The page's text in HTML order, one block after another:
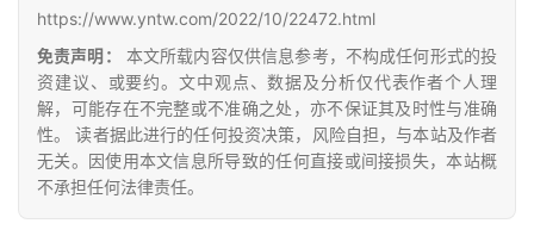
价
专
题
https://www.yntw.com/2022/10/22472.html
免责声明：
本文所载内容仅供信息参考，不构成任何形式的投
资建议、或要约。文中观点、数据及分析仅代表作者个人理
解，可能存在不完整或不准确之处，亦不保证其及时性与准确
性。 读者据此进行的任何投资决策，风险自担，与本站及作者
无关。因使用本文信息所导致的任何直接或间接损失，本站概
不承担任何法律责任。